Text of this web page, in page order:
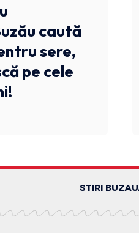
caută
sere,
pe cele
STIRI BUZAU